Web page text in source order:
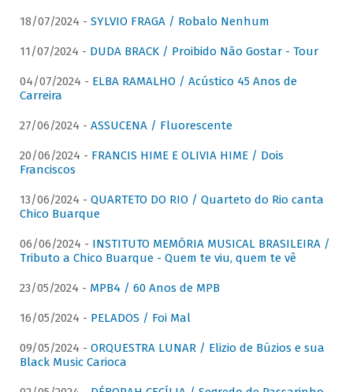
18/07/2024 - SYLVIO FRAGA / Robalo Nenhum
11/07/2024 - DUDA BRACK / Proibido Não Gostar - Tour
04/07/2024 - ELBA RAMALHO / Acústico 45 Anos de
Carreira
27/06/2024 - ASSUCENA / Fluorescente
20/06/2024 - FRANCIS HIME E OLIVIA HIME / Dois
Franciscos
13/06/2024 - QUARTETO DO RIO / Quarteto do Rio canta
Chico Buarque
06/06/2024 - INSTITUTO MEMÓRIA MUSICAL BRASILEIRA /
Tributo a Chico Buarque - Quem te viu, quem te vê
23/05/2024 - MPB4 / 60 Anos de MPB
16/05/2024 - PELADOS / Foi Mal
09/05/2024 - ORQUESTRA LUNAR / Elizio de Búzios e sua
Black Music Carioca